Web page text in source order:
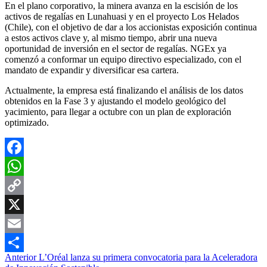
En el plano corporativo, la minera avanza en la escisión de los
activos de regalías en Lunahuasi y en el proyecto Los Helados
(Chile), con el objetivo de dar a los accionistas exposición continua
a estos activos clave y, al mismo tiempo, abrir una nueva
oportunidad de inversión en el sector de regalías. NGEx ya
comenzó a conformar un equipo directivo especializado, con el
mandato de expandir y diversificar esa cartera.
Actualmente, la empresa está finalizando el análisis de los datos
obtenidos en la Fase 3 y ajustando el modelo geológico del
yacimiento, para llegar a octubre con un plan de exploración
optimizado.
Facebook
WhatsApp
Copy
Link
X
Email
Compartir
Navegación
AnteriorL’Oréal lanza su primera convocatoria para la Aceleradora